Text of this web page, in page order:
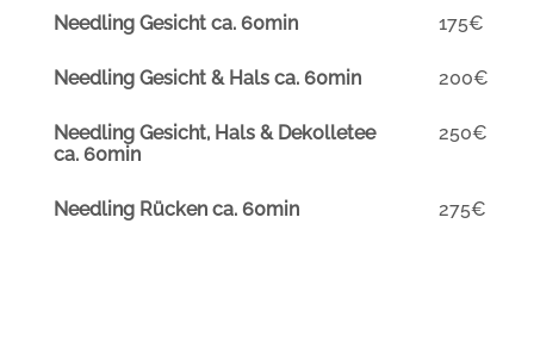
Needling Gesicht ca. 60min 175€
Needling Gesicht & Hals ca. 60min 200€
Needling Gesicht, Hals & Dekolletee
ca. 60min
250€
Needling Rücken ca. 60min 275€